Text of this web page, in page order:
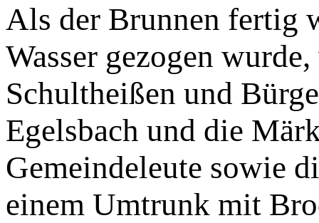
Als der Brunnen fertig
Wasser gezogen
Schultheißen und
Egelsbach und die
Gemeindeleute sowie
einem Umtrunk mit